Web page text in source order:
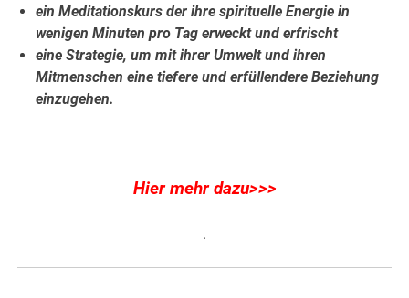
ein Meditationskurs der ihre spirituelle Energie in
wenigen Minuten pro Tag erweckt und erfrischt
eine Strategie, um mit ihrer Umwelt und ihren
Mitmenschen eine tiefere und erfüllendere Beziehung
einzugehen.
Hier mehr dazu>>>
.